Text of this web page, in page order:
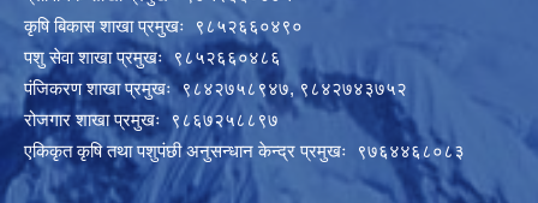
कृषि बिकास शाखा प्रमुखः ९८५२६६०४९०
पशु सेवा शाखा प्रमुखः ९८५२६६०४८६
पंजिकरण शाखा प्रमुखः ९८४२७५८९४७, ९८४२७४३७५२
रोजगार शाखा प्रमुखः ९८६७२५८८९७
एकिकृत कृषि तथा पशुपंछी अनुसन्धान केन्द्र प्रमुखः ९७६४४६८०८३